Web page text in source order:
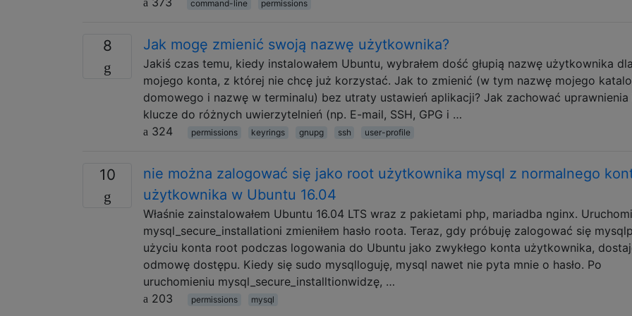
command-line permissions
8 Jak mogę zmienić swoją nazwę użytkownika?
Jakiś czas temu, kiedy instalowałem Ubuntu, wybrałem dość głupią nazwę użytkownika dla
mojego konta, z której nie chcę już korzystać. Jak to zmienić (w tym nazwę mojego
domowego i nazwę w terminalu) bez utraty ustawień aplikacji? Jak zachować uprawnienia
klucze do różnych uwierzytelnień (np. E-mail, SSH, GPG i …
324
permissions keyrings gnupg ssh user-profile
10
nie można zalogować się jako root użytkownika mysql z normalnego
użytkownika w Ubuntu 16.04
Właśnie zainstalowałem Ubuntu 16.04 LTS wraz z pakietami php, mariadba nginx.
mysql_secure_installationi zmieniłem hasło roota. Teraz, gdy próbuję zalogować się
użyciu konta root podczas logowania do Ubuntu jako zwykłego konta użytkownika,
odmowę dostępu. Kiedy się sudo mysqlloguję, mysql nawet nie pyta mnie o hasło. Po
uruchomieniu mysql_secure_installtionwidzę, …
203
permissions mysql